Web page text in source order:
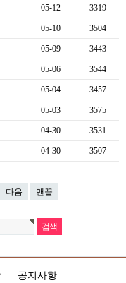
05-12 3319
05-10 3504
05-09 3443
05-06 3544
05-04 3457
05-03 3575
04-30 3531
04-30 3507
다음 맨끝
공지사항